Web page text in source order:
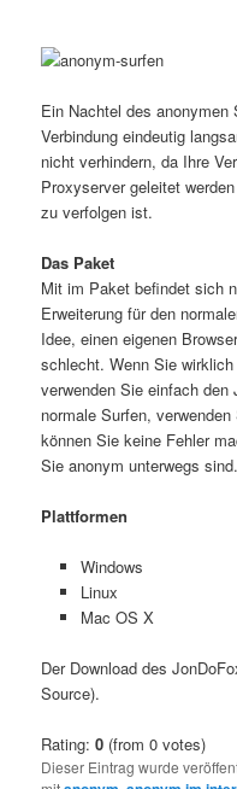
Ein Nachtel des
Verbindung eindeutig
nicht verhindern, da Ihre
Proxyserver geleitet
zu verfolgen ist.
Das Paket
Mit im Paket befindet sich
Erweiterung für den
Idee, einen eigenen
schlecht. Wenn Sie
verwenden Sie einfach den
normale Surfen,
können Sie keine Fehler
Sie anonym unterwegs sind.
Plattformen
Windows
Linux
Mac OS X
Der Download des
Source).
Rating:0 (from 0 votes)
Dieser Eintrag wurde